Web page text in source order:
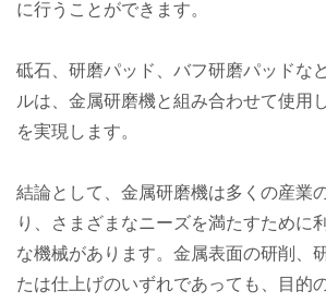
に行うことができます。
砥石、研磨パッド、バフ研磨パッドな
ルは、金属研磨機と組み合わせて使用​​
を実現します。
結論として、金属研磨機は多くの産業
り、さまざまなニーズを満たすために
な機械があります。金属表面の研削、
たは仕上げのいずれであっても、目的